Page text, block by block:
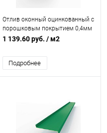
Отлив оконный оцинкованный c
порошковым покрытием 0,4мм
RAL 9002
1 139.60 руб. / м2
Подробнее